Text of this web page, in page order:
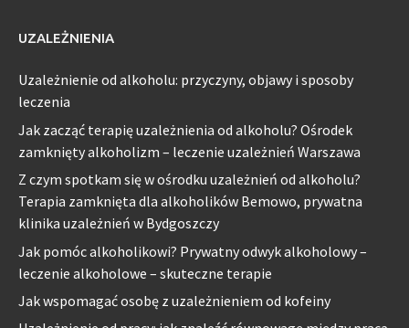
UZALEŻNIENIA
Uzależnienie od alkoholu: przyczyny, objawy i sposoby
leczenia
Jak zacząć terapię uzależnienia od alkoholu? Ośrodek
zamknięty alkoholizm – leczenie uzależnień Warszawa
Z czym spotkam się w ośrodku uzależnień od alkoholu?
Terapia zamknięta dla alkoholików Bemowo, prywatna
klinika uzależnień w Bydgoszczy
Jak pomóc alkoholikowi? Prywatny odwyk alkoholowy –
leczenie alkoholowe – skuteczne terapie
Jak wspomagać osobę z uzależnieniem od kofeiny